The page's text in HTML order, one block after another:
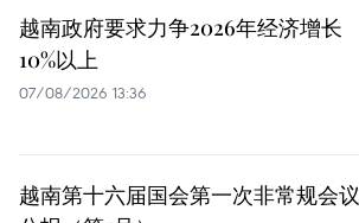
越南政府要求力争2026年经济增长
10%以上
07/08/2026 13:36
越南第十六届国会第一次非常规会议